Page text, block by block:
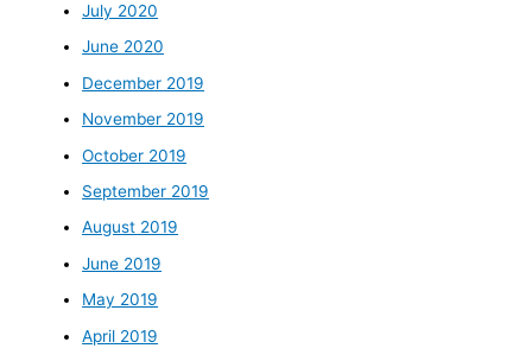
July 2020
June 2020
December 2019
November 2019
October 2019
September 2019
August 2019
June 2019
May 2019
April 2019